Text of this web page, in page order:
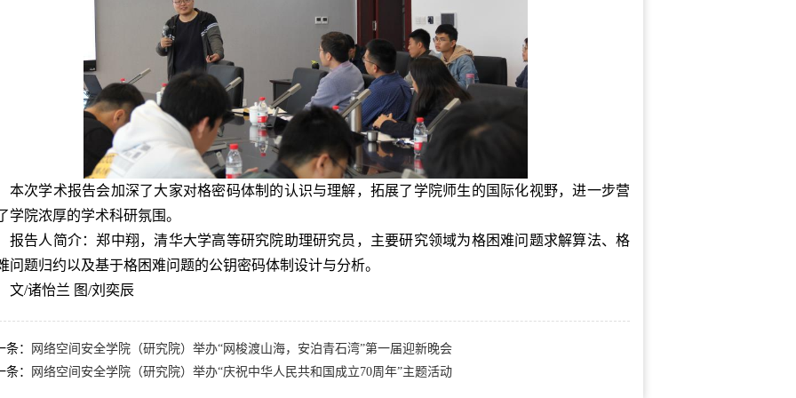
本次学术报告会加深了大家对格密码体制的认识与理解，拓展了学院师生的国际化视野，进一步营
学院浓厚的学术科研氛围。
报告人简介：郑中翔，清华大学高等研究院助理研究员，主要研究领域为格困难问题求解算法、格
问题归约以及基于格困难问题的公钥密码体制设计与分析。
文/诸怡兰 图/刘奕辰
条：
网络空间安全学院（研究院）举办“网梭渡山海，安泊青石湾”第一届迎新晚会
条：
网络空间安全学院（研究院）举办“庆祝中华人民共和国成立70周年”主题活动